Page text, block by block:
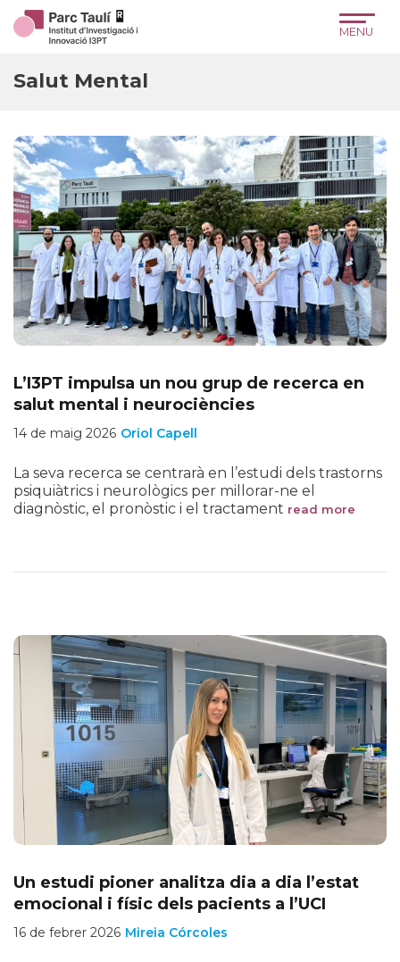
Skip
to
Content
Skip
to
navigation
Site
map
Salut Mental
L’I3PT impulsa un nou grup de recerca en
salut mental i neurociències
Oriol Capell
14 de maig 2026
La seva recerca se centrarà en l’estudi dels trastorns
psiquiàtrics i neurològics per millorar-ne el
diagnòstic, el pronòstic i el tractament read more
Un estudi pioner analitza dia a dia l’estat
emocional i físic dels pacients a l’UCI
Mireia Córcoles
16 de febrer 2026